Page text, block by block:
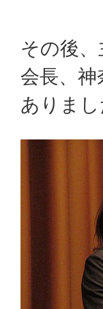
その後
会長、神
ありまし